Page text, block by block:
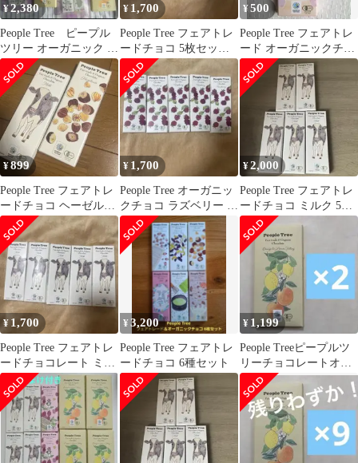
¥2,380
People Tree ピープル
ツリー オーガニック チ
ョコレート 有機 チョコ
¥ 1,700
People Tree フェアトレ
ードチョコ 5枚セッ
ト c
¥500
People Tree フェアトレ
ード オーガニックチョ
コレート アーモンド
¥899
People Tree フェアトレ
ードチョコ ヘーゼルナ
ッツ 2枚
¥ 1,700
People Tree オーガニッ
クチョコ ラズベリー 5
枚 専用
¥2,000
People Tree フェアトレ
ードチョコ ミルク 5枚
セット
¥ 1,700
People Tree フェアトレ
ードチョコレート ミル
ク 5枚セット d
¥3,200
People Tree フェアトレ
ードチョコ 6種セット
¥ 1,199
People Treeピープルツ
リーチョコレートオー
ガニック オレンジ＆
レモン2